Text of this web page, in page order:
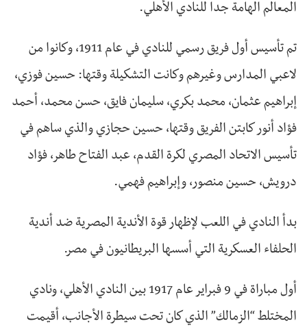
المعالم الهامة جدا للنادي الأهلي.
تم تأسيس أول فريق رسمي للنادي في عام 1911، وكانوا من
لاعبي المدارس وغيرهم وكانت التشكيلة وقتها: حسين فوزي،
إبراهيم عثمان، محمد بكري، سليمان فايق، حسن محمد، أحمد
فؤاد أنور كابتن الفريق وقتها، حسين حجازي والذي ساهم في
تأسيس الاتحاد المصري لكرة القدم، عبد الفتاح طاهر، فؤاد
درويش، حسين منصور، وإبراهيم فهمي.
بدأ النادي في اللعب لإظهار قوة الأندية المصرية ضد أندية
الحلفاء العسكرية التي أسسها البريطانيون في مصر.
أول مباراة في 9 فبراير عام 1917 بين النادي الأهلي، ونادي
المختلط “الزمالك” الذي كان تحت سيطرة الأجانب، أقيمت